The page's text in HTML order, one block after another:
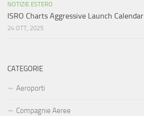
NOTIZIE ESTERO
ISRO Charts Aggressive Launch Calendar
24 OTT, 2025
CATEGORIE
Aeroporti
Compagnie Aeree